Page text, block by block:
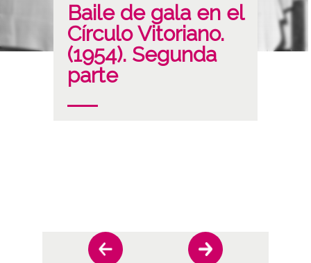
Baile de gala en el
Círculo Vitoriano.
(1954). Segunda
parte